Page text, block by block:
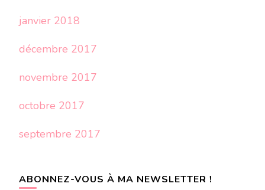
janvier 2018
décembre 2017
novembre 2017
octobre 2017
septembre 2017
ABONNEZ-VOUS À MA NEWSLETTER !